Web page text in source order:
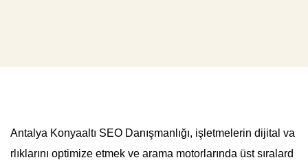
Antalya Konyaaltı SEO Danışmanlığı, işletmelerin dijital va
rlıklarını optimize etmek ve arama motorlarında üst sıralard